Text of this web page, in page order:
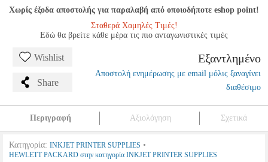
Χωρίς έξοδα αποστολής για παραλαβή από οποιοδήποτε eshop point!
Σταθερά Χαμηλές Τιμές!
Εδώ θα βρείτε κάθε μέρα τις πιο ανταγωνιστικές τιμές
Wishlist
Share
Εξαντλημένο
Αποστολή ενημέρωσης με email μόλις ξαναγίνει
διαθέσιμο
Περιγραφή Αξιολόγηση Σχετικά
Κατηγορία: INKJET PRINTER SUPPLIES •
HEWLETT PACKARD στην κατηγορία INKJET PRINTER SUPPLIES